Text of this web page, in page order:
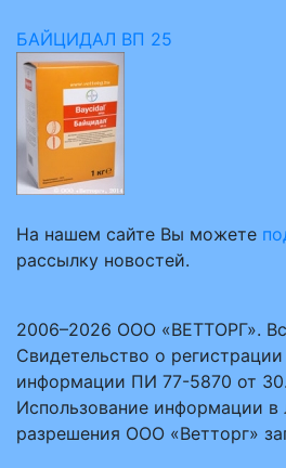
БАЙЦИДАЛ ВП 25
На нашем сайте Вы можете
рассылку новостей.
2006–2026 ООО «ВЕТТОРГ».
Свидетельство о
информации ПИ 77-5870 от
Использование информации в
разрешения ООО «Ветторг»